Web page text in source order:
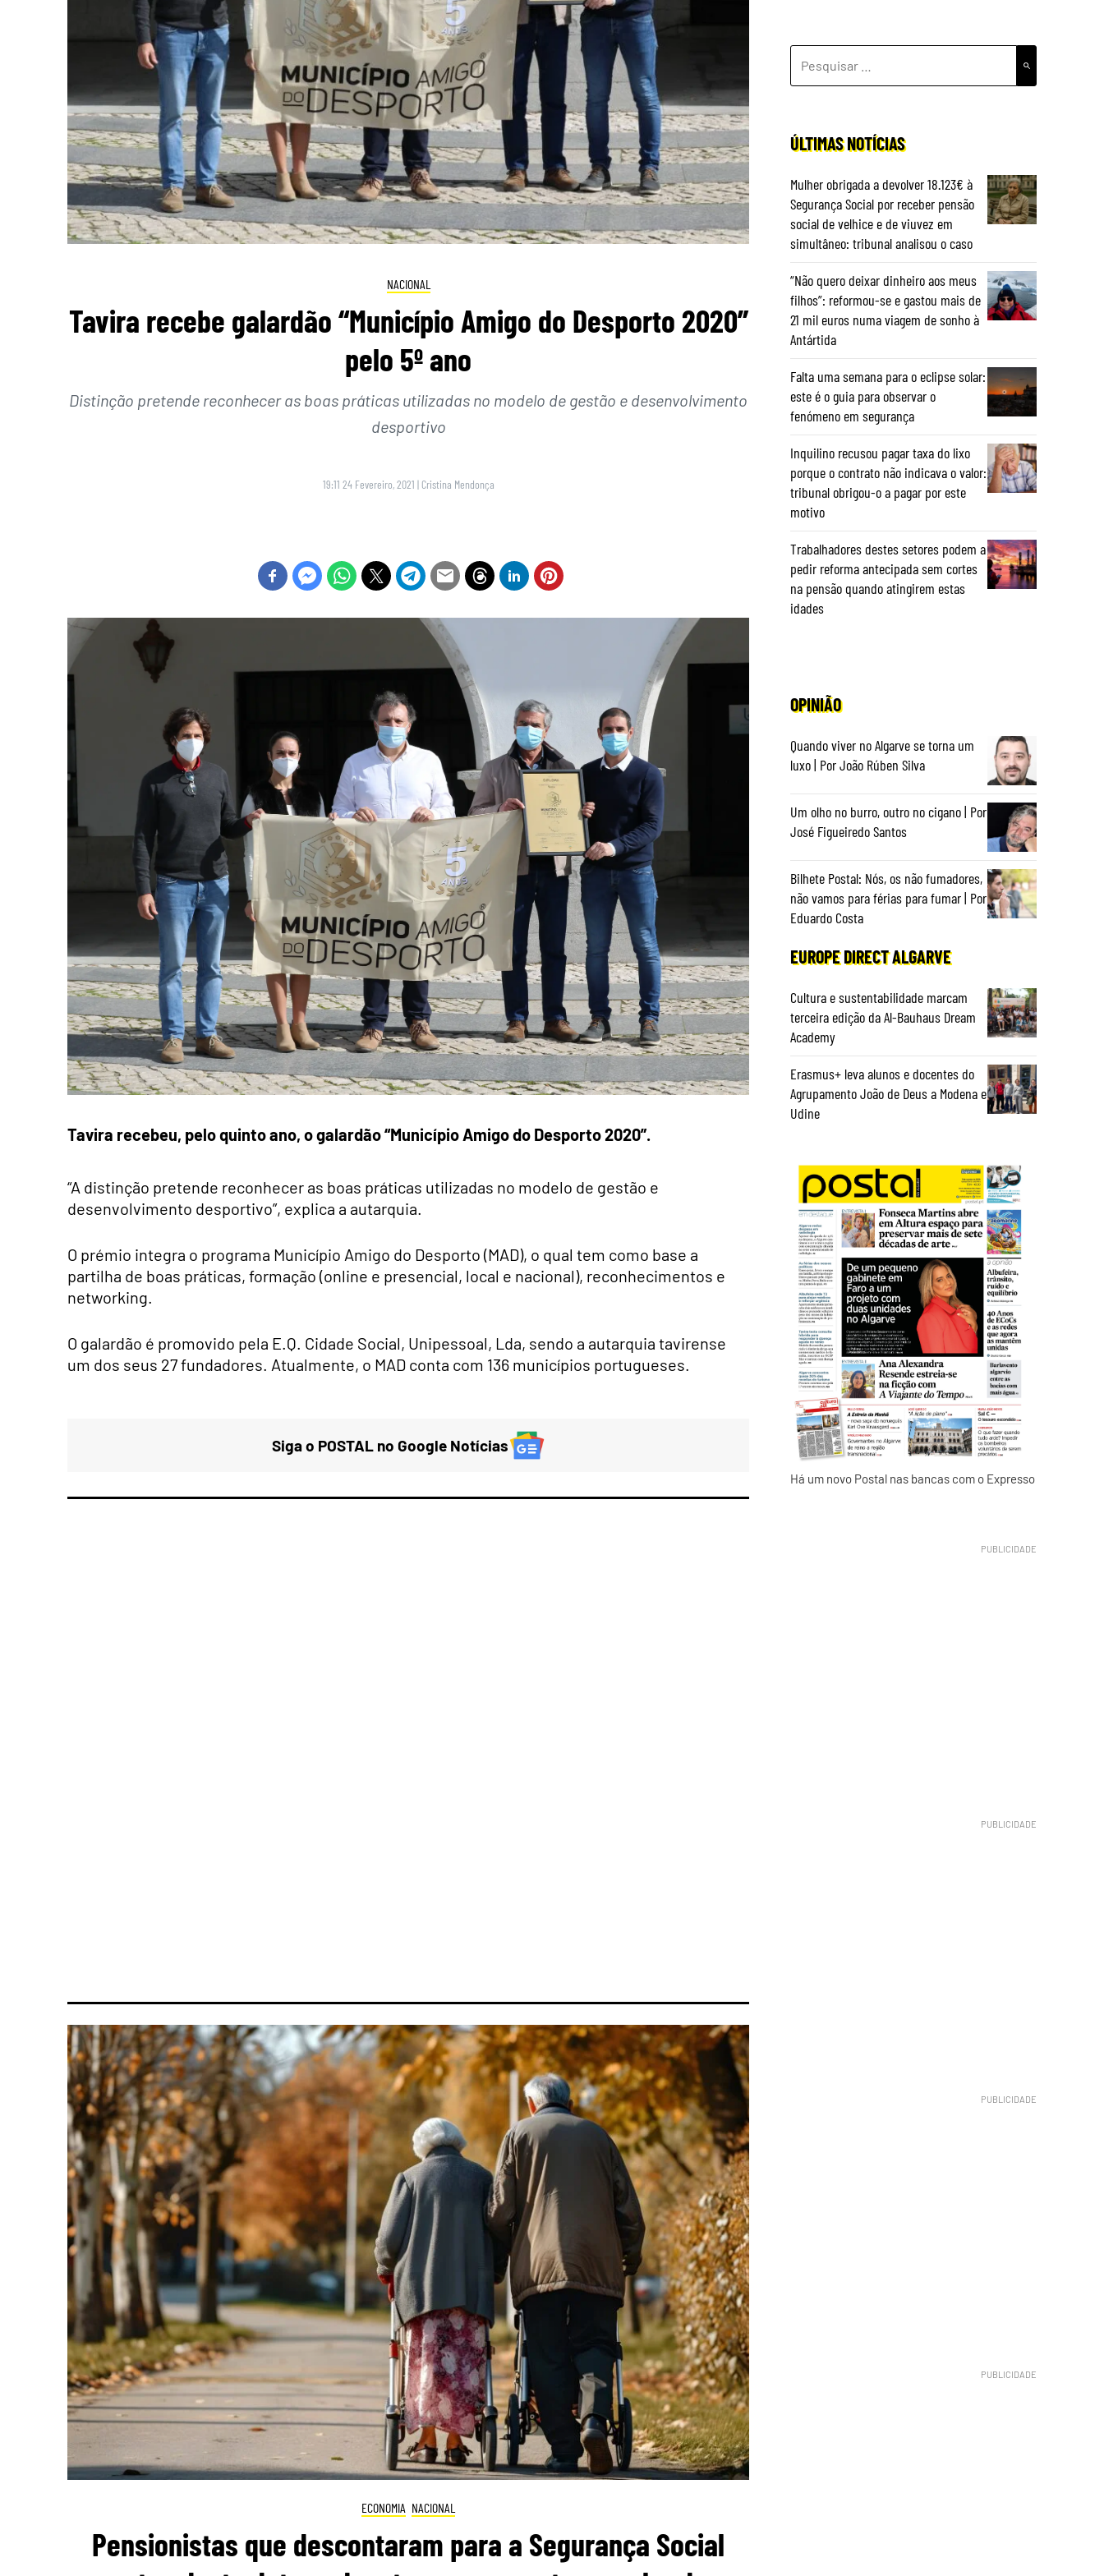
NACIONAL
Tavira recebe galardão “Município Amigo do Desporto 2020”
pelo 5º ano
Distinção pretende reconhecer as boas práticas utilizadas no modelo de gestão e desenvolvimento
desportivo
19:11 24 Fevereiro, 2021 | Cristina Mendonça
Tavira recebeu, pelo quinto ano, o galardão “Município Amigo do Desporto 2020”.
“A distinção pretende reconhecer as boas práticas utilizadas no modelo de gestão e
desenvolvimento desportivo”, explica a autarquia.
O prémio integra o programa Município Amigo do Desporto (MAD), o qual tem como base a
partilha de boas práticas, formação (online e presencial, local e nacional), reconhecimentos e
networking.
O galardão é promovido pela E.Q. Cidade Social, Unipessoal, Lda, sendo a autarquia tavirense
um dos seus 27 fundadores. Atualmente, o MAD conta com 136 municípios portugueses.
Siga o POSTAL no Google Notícias
ECONOMIA NACIONAL
Pensionistas que descontaram para a Segurança Social
POR:
ÚLTIMAS NOTÍCIAS
Mulher obrigada a devolver 18.123€ à
Segurança Social por receber pensão
social de velhice e de viuvez em
simultâneo: tribunal analisou o caso
“Não quero deixar dinheiro aos meus
filhos”: reformou-se e gastou mais de
21 mil euros numa viagem de sonho à
Antártida
Falta uma semana para o eclipse solar:
este é o guia para observar o
fenómeno em segurança
Inquilino recusou pagar taxa do lixo
porque o contrato não indicava o valor:
tribunal obrigou-o a pagar por este
motivo
Trabalhadores destes setores podem a
pedir reforma antecipada sem cortes
na pensão quando atingirem estas
idades
OPINIÃO
Quando viver no Algarve se torna um
luxo | Por João Rúben Silva
Um olho no burro, outro no cigano | Por
José Figueiredo Santos
Bilhete Postal: Nós, os não fumadores,
não vamos para férias para fumar | Por
Eduardo Costa
EUROPE DIRECT ALGARVE
Cultura e sustentabilidade marcam
terceira edição da Al-Bauhaus Dream
Academy
Erasmus+ leva alunos e docentes do
Agrupamento João de Deus a Modena e
Udine
Há um novo Postal nas bancas com o Expresso